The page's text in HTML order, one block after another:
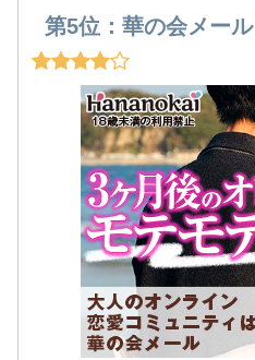
第5位：華の会メール